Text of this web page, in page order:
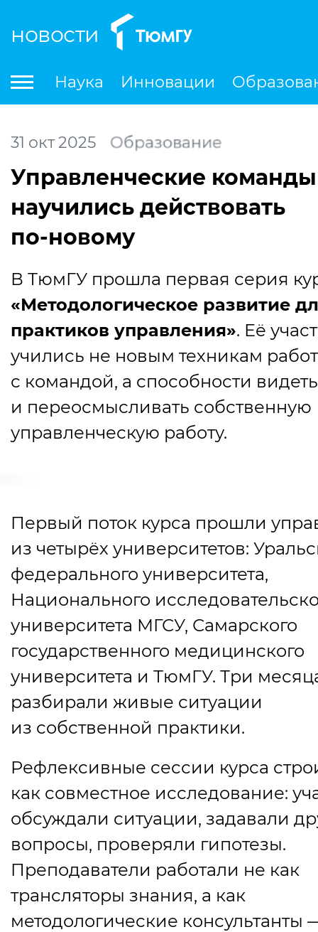
новости
Наука Инновации
Международная деятельность
Управленческие команды
научились действовать
по-новому
В ТюмГУ прошла первая серия
«Методологическое развитие
практиков управления». Её
учились не новым техникам
с командой, а способности видеть
и переосмысливать собственную
управленческую работу.
2025
окт
31 Образование
Первый поток курса прошли
из четырёх университетов:
федерального университета,
Национального
университета МГСУ, Самарского
государственного медицинского
университета и ТюмГУ. Три
разбирали живые ситуации
из собственной практики.
Рефлексивные сессии курса
как совместное исследование:
обсуждали ситуации, задавали
вопросы, проверяли гипотезы.
Преподаватели работали не как
трансляторы знания, а как
методологические консультанты